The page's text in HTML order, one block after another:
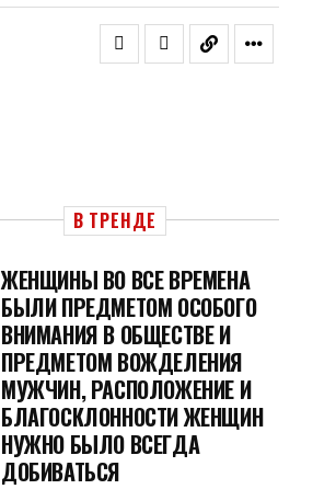
В ТРЕНДЕ
ЖЕНЩИНЫ ВО ВСЕ ВРЕМЕНА
БЫЛИ ПРЕДМЕТОМ ОСОБОГО
ВНИМАНИЯ В ОБЩЕСТВЕ И
ПРЕДМЕТОМ ВОЖДЕЛЕНИЯ
МУЖЧИН, РАСПОЛОЖЕНИЕ И
БЛАГОСКЛОННОСТИ ЖЕНЩИН
НУЖНО БЫЛО ВСЕГДА
ДОБИВАТЬСЯ